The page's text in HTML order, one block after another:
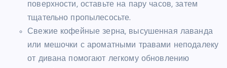
поверхности, оставьте на пару часов, затем
тщательно пропылесосьте.
Свежие кофейные зерна, высушенная лаванда
или мешочки с ароматными травами неподалеку
от дивана помогают легкому обновлению